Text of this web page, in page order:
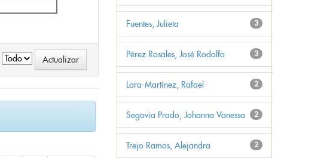
3
Fuentes, Julieta
3
Pérez Rosales, José Rodolfo
2
Lara-Martínez, Rafael
2
Segovia Prado, Johanna Vanessa
2
Trejo Ramos, Alejandra